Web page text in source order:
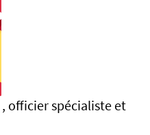
, officier spécialiste et